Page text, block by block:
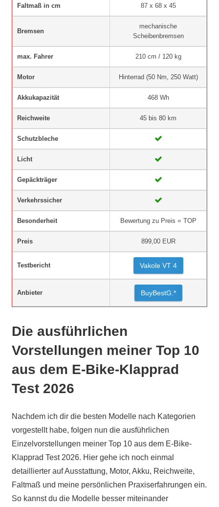
Faltmaß in cm 87 x 68 x 45
Bremsen
mechanische
Scheibenbremsen
max. Fahrer 210 cm / 120 kg
Motor Hinterrad (50 Nm, 250 Watt)
Akkukapazität 468 Wh
Reichweite 45 bis 80 km
Schutzbleche
Licht
Gepäckträger
Verkehrssicher
Besonderheit Bewertung zu Preis = TOP
Preis 899,00 EUR
Testbericht Vakole VT 4
Anbieter BuyBestG.*
Die ausführlichen
Vorstellungen meiner Top 10
aus dem E-Bike-Klapprad
Test 2026
Nachdem ich dir die besten Modelle nach Kategorien
vorgestellt habe, folgen nun die ausführlichen
Einzelvorstellungen meiner Top 10 aus dem E-Bike-
Klapprad Test 2026. Hier gehe ich noch einmal
detaillierter auf Ausstattung, Motor, Akku, Reichweite,
Faltmaß und meine persönlichen Praxiserfahrungen ein.
So kannst du die Modelle besser miteinander